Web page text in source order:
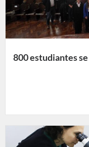
800 estudiantes